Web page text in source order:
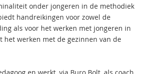
onder jongeren in de methodiek
handreikingen voor zowel de
als voor het werken met jongeren in
het werken met de gezinnen van de